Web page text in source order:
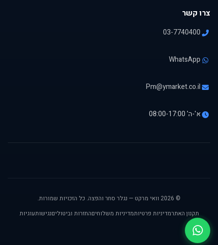
צרו קשר
03-7740400
WhatsApp
Pm@ymarket.co.il
א'-ה' 08:00-17:00
© 2026 וואי מרקט — נגלר סחר והפצה. כל הזכויות שמורות.
תקנון האתרמדיניות פרטיותמדיניות משלוחיםהחזרות וביטוליםנגישותעוגיות